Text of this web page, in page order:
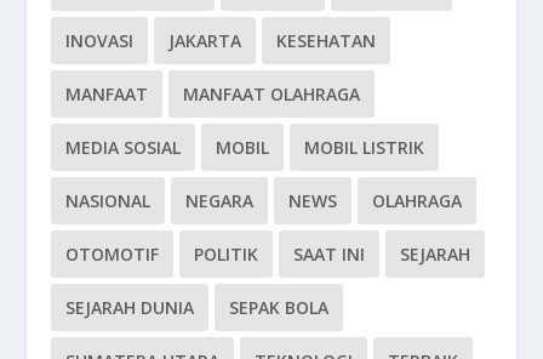
INOVASI JAKARTA KESEHATAN
MANFAAT MANFAAT OLAHRAGA
MEDIA SOSIAL MOBIL MOBIL LISTRIK
NASIONAL NEGARA NEWS OLAHRAGA
OTOMOTIF POLITIK SAAT INI SEJARAH
SEJARAH DUNIA SEPAK BOLA